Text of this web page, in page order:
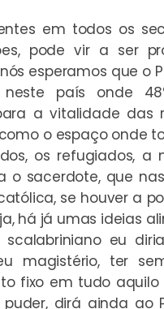
em todos os
pode vir a ser
esperamos que o
país onde
a vitalidade das
o espaço onde
os refugiados, a
o sacerdote, que
se houver a
há já umas ideias
eu
magistério, ter
fixo em tudo
dirá ainda ao